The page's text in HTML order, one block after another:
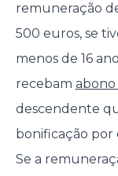
remuneração
500 euros, se
menos de 16
recebam
descendente
bonificação por
Se a